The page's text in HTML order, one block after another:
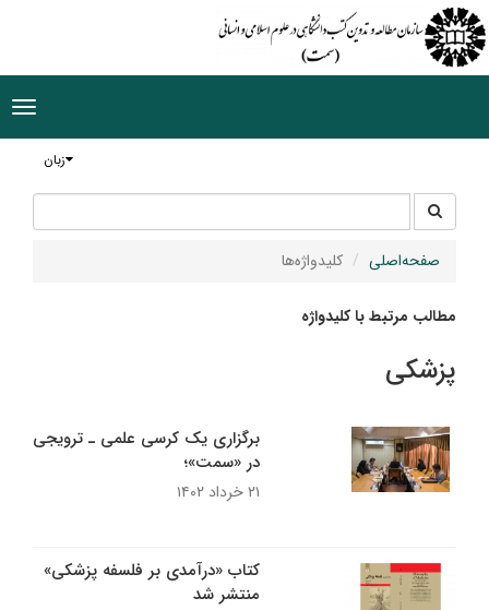
زبان
جستجو
در
سایت
صفحه‌اصلی کلیدواژه‌ها
مطالب مرتبط با کلیدواژه
پزشکی
برگزاری یک کرسی علمی ـ ترویجی
در «سمت»؛
۲۱ خرداد ۱۴۰۲
کتاب «درآمدی بر فلسفه پزشکی»
منتشر شد